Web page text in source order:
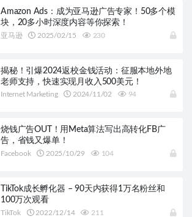
Amazon Ads：成为亚马逊广告专家！50多个模
块，20多小时深度内容等你探索！
亚马逊 2025/02/15 230
揭秘！引爆2024返校金钱活动：征服本地外地
老师支持，快速实现月收入500美元！
Internet Marketing 2024/11/02 94
烧钱广告OUT！用Meta算法写出高转化FB广
告，省钱又爆单！
Facebook 2025/10/29 104
TikTok成长孵化器 – 90天内获得1万名粉丝和
100万次观看
TikTok 2022/12/14 211